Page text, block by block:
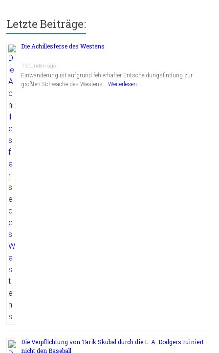
Letzte Beiträge:
Die Achillesferse des Westens
7 Stunden ago
Einwanderung ist aufgrund fehlerhafter Entscheidungsfindung zur
größten Schwäche des Westens …Weiterlesen...
Die Verpflichtung von Tarik Skubal durch die L. A. Dodgers ruiniert
nicht den Baseball